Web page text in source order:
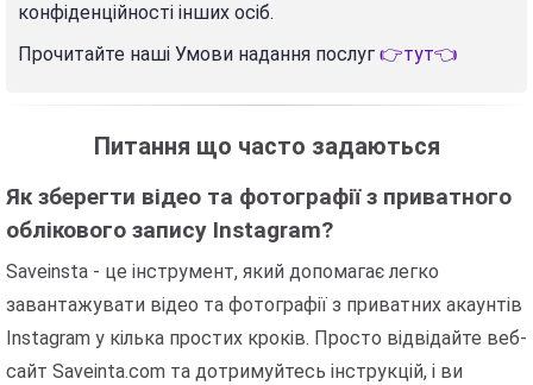
конфіденційності інших осіб.
Прочитайте наші Умови надання послуг 👉тут👈
Питання що часто задаються
Як зберегти відео та фотографії з приватного
облікового запису Instagram?
Saveinsta - це інструмент, який допомагає легко
завантажувати відео та фотографії з приватних акаунтів
Instagram у кілька простих кроків. Просто відвідайте веб-
сайт Saveinta.com та дотримуйтесь інструкцій, і ви